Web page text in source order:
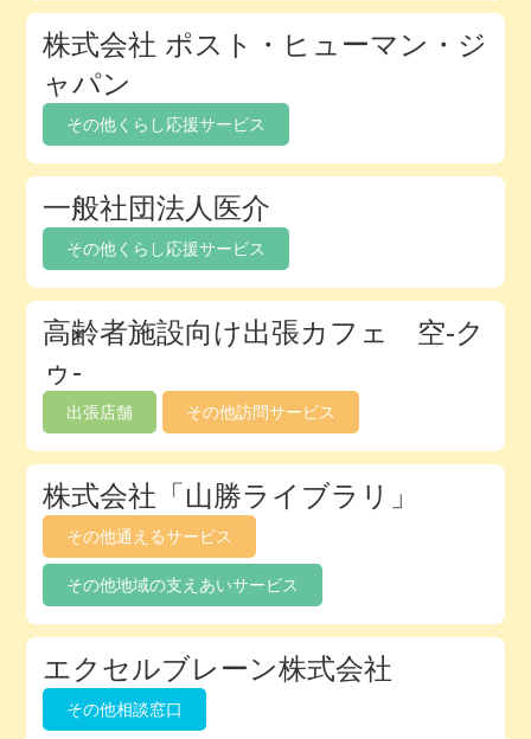
デ
ィ
レ
ク
ト
リ
株式会社 ポスト・ヒューマン・ジ
ャパン
その他くらし応援サービス
一般社団法人医介
その他くらし応援サービス
高齢者施設向け出張カフェ 空-ク
ゥ-
出張店舗 その他訪問サービス
株式会社「山勝ライブラリ」
その他通えるサービス
その他地域の支えあいサービス
エクセルブレーン株式会社
その他相談窓口